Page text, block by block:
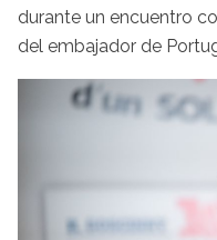
durante un encuentro
del embajador de